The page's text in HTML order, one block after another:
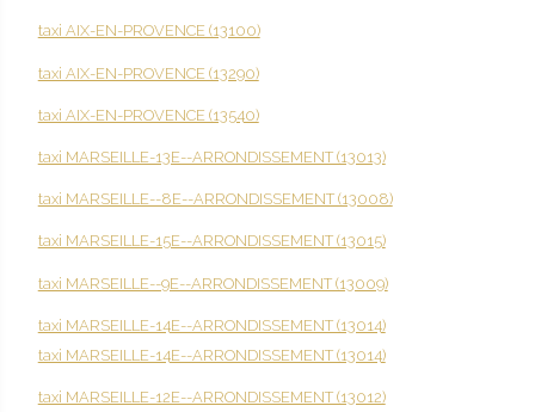
taxi AIX-EN-PROVENCE (13100)
taxi AIX-EN-PROVENCE (13290)
taxi AIX-EN-PROVENCE (13540)
taxi MARSEILLE-13E--ARRONDISSEMENT (13013)
taxi MARSEILLE--8E--ARRONDISSEMENT (13008)
taxi MARSEILLE-15E--ARRONDISSEMENT (13015)
taxi MARSEILLE--9E--ARRONDISSEMENT (13009)
taxi MARSEILLE-14E--ARRONDISSEMENT (13014)
taxi MARSEILLE-14E--ARRONDISSEMENT (13014)
taxi MARSEILLE-12E--ARRONDISSEMENT (13012)